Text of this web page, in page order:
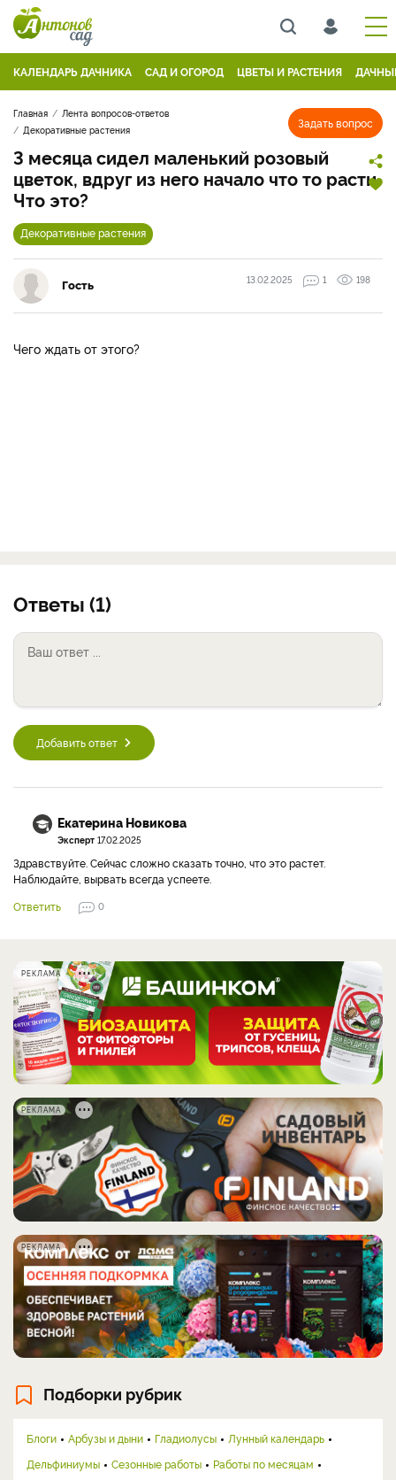
КАЛЕНДАРЬ ДАЧНИКА САД И ОГОРОД ЦВЕТЫ И РАСТЕНИЯ
Задать вопрос
Главная
Лента вопросов-ответов
Декоративные растения
3 месяца сидел маленький розовый
цветок, вдруг из него начало что то расти.
Что это?
Декоративные растения
Гость 13.02.2025 1 198
Чего ждать от этого?
Ответы (1)
Добавить ответ
Екатерина Новикова
Эксперт 17.02.2025
Здравствуйте. Сейчас сложно сказать точно, что это растет.
Наблюдайте, вырвать всегда успеете.
Ответить
0
РЕКЛАМА
РЕКЛАМА
РЕКЛАМА
Подборки рубрик
Блоги Арбузы и дыни Гладиолусы
Лунный календарь
Дельфиниумы
Сезонные работы
Работы по месяцам